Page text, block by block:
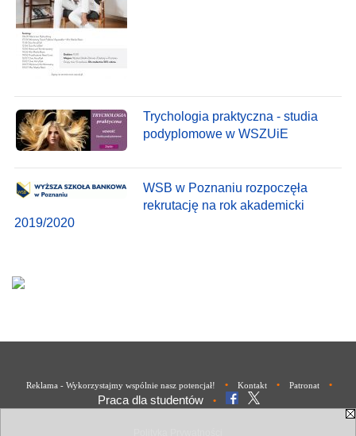
Trychologia praktyczna - studia
podyplomowe w WSZUiE
WSB w Poznaniu rozpoczęła
rekrutację na rok akademicki
2019/2020
Reklama - Wykorzystajmy wspólnie nasz potencjał! • Kontakt • Patronat •
Praca dla studentów •